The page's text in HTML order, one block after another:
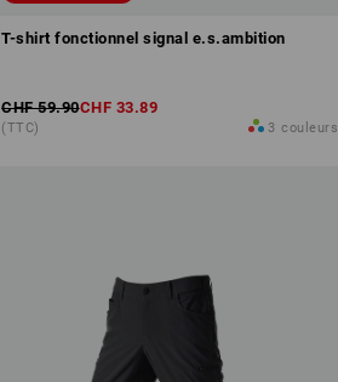
T-shirt fonctionnel signal e.s.ambition
CHF 59.90CHF 33.89
(TTC) 3 couleurs